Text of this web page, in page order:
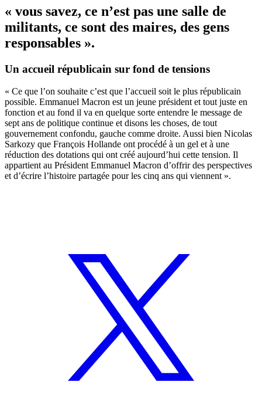
« vous savez, ce n’est pas une salle de
militants, ce sont des maires, des gens
responsables ».
Un accueil républicain sur fond de tensions
« Ce que l’on souhaite c’est que l’accueil soit le plus républicain
possible. Emmanuel Macron est un jeune président et tout juste en
fonction et au fond il va en quelque sorte entendre le message de
sept ans de politique continue et disons les choses, de tout
gouvernement confondu, gauche comme droite. Aussi bien Nicolas
Sarkozy que François Hollande ont procédé à un gel et à une
réduction des dotations qui ont créé aujourd’hui cette tension. Il
appartient au Président Emmanuel Macron d’offrir des perspectives
et d’écrire l’histoire partagée pour les cinq ans qui viennent ».